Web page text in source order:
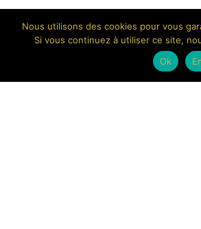
Nous utilisons des cookies pour vous
Si vous continuez à utiliser ce site,
Ok